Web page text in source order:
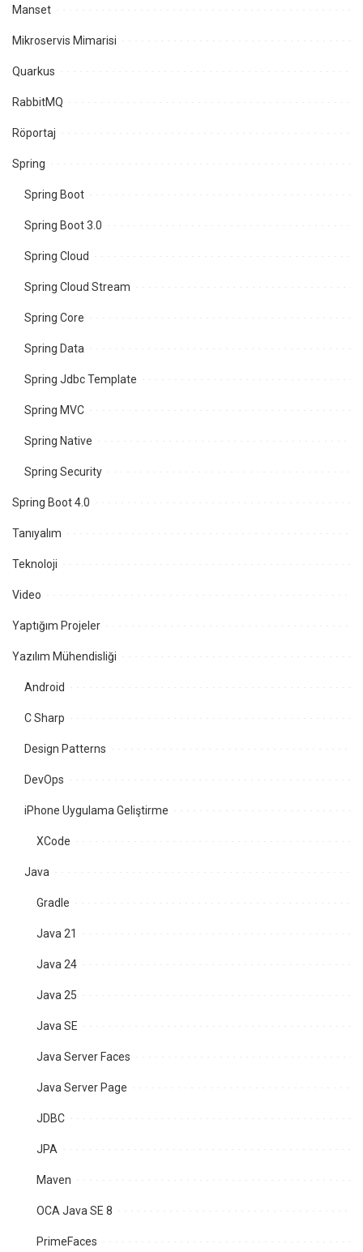
Manset
Mikroservis Mimarisi
Quarkus
RabbitMQ
Röportaj
Spring
Spring Boot
Spring Boot 3.0
Spring Cloud
Spring Cloud Stream
Spring Core
Spring Data
Spring Jdbc Template
Spring MVC
Spring Native
Spring Security
Spring Boot 4.0
Tanıyalım
Teknoloji
Video
Yaptığım Projeler
Yazılım Mühendisliği
Android
C Sharp
Design Patterns
DevOps
iPhone Uygulama Geliştirme
XCode
Java
Gradle
Java 21
Java 24
Java 25
Java SE
Java Server Faces
Java Server Page
JDBC
JPA
Maven
OCA Java SE 8
PrimeFaces